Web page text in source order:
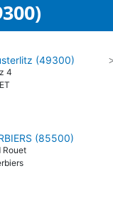
(49300)
4
>
(85500)
Rouet